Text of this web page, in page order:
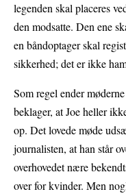
legenden skal placeres
den modsatte. Den ene
en båndoptager skal
sikkerhed; det er ikke
Som regel ender
beklager, at Joe heller
op. Det lovede møde
journalisten, at han står
overhovedet nære
over for kvinder. Men